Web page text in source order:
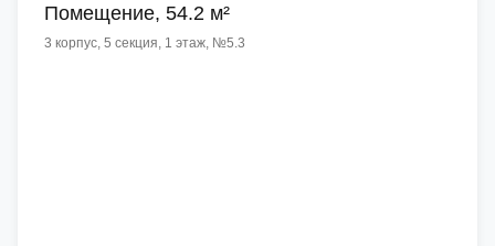
Помещение, 54.2 м²
3 корпус, 5 секция, 1 этаж, №5.3